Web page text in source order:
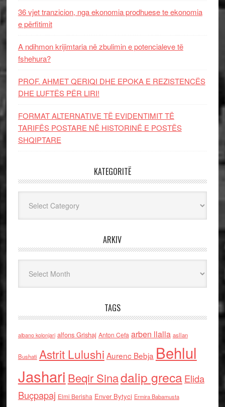
36 vjet tranzicion, nga ekonomia prodhuese te ekonomia
e përfitimit
A ndihmon krijimtaria në zbulimin e potencialeve të
fshehura?
PROF. AHMET QERIQI DHE EPOKA E REZISTENCЁS
DHE LUFTЁS PЁR LIRI!
FORMAT ALTERNATIVE TË EVIDENTIMIT TË
TARIFËS POSTARE NË HISTORINË E POSTËS
SHQIPTARE
KATEGORITË
ARKIV
TAGS
albano kolonjari alfons Grishaj Anton Cefa arben llalla asllan
Bushati Astrit Lulushi Aurenc Bebja Behlul
Jashari Beqir Sinadalip grecaElida
Buçpapaj Elmi Berisha Enver Bytyci Ermira Babamusta